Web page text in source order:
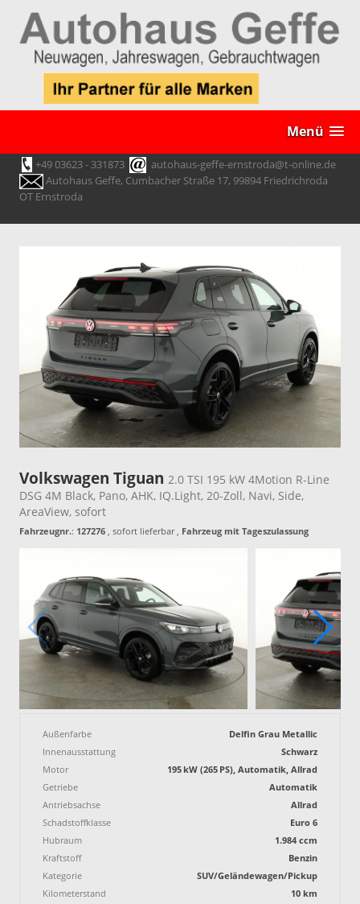
Menü
+49 03623 - 331873
autohaus-geffe-ernstroda@t-online.de
Autohaus Geffe, Cumbacher Straße 17, 99894 Friedrichroda
OT Ernstroda
Volkswagen Tiguan 2.0 TSI 195 kW 4Motion R-Line
DSG 4M Black, Pano, AHK, IQ.Light, 20-Zoll, Navi, Side,
AreaView, sofort
Fahrzeugnr.: 127276 , sofort lieferbar, Fahrzeug mit Tageszulassung
Außenfarbe
Delfin Grau Metallic
Innenausstattung
Schwarz
Motor
195 kW (265 PS), Automatik, Allrad
Getriebe
Automatik
Antriebsachse
Allrad
Schadstoffklasse
Euro 6
Hubraum
1.984 ccm
Kraftstoff
Benzin
Kategorie
SUV/Geländewagen/Pickup
Kilometerstand
10 km